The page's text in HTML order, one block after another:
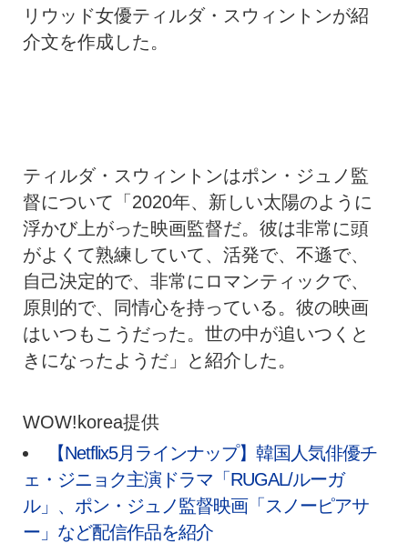
リウッド女優ティルダ・スウィントンが紹
介文を作成した。
ティルダ・スウィントンはポン・ジュノ監
督について「2020年、新しい太陽のように
浮かび上がった映画監督だ。彼は非常に頭
がよくて熟練していて、活発で、不遜で、
自己決定的で、非常にロマンティックで、
原則的で、同情心を持っている。彼の映画
はいつもこうだった。世の中が追いつくと
きになったようだ」と紹介した。
WOW!korea提供
【Netflix5月ラインナップ】韓国人気俳優チ
ェ・ジニョク主演ドラマ「RUGAL/ルーガ
ル」、ポン・ジュノ監督映画「スノーピアサ
ー」など配信作品を紹介